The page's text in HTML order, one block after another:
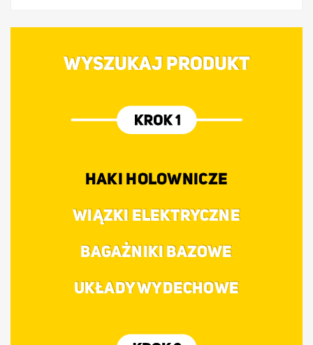
WYSZUKAJ PRODUKT
HAKI HOLOWNICZE
WIĄZKI ELEKTRYCZNE
BAGAŻNIKI BAZOWE
UKŁADY WYDECHOWE